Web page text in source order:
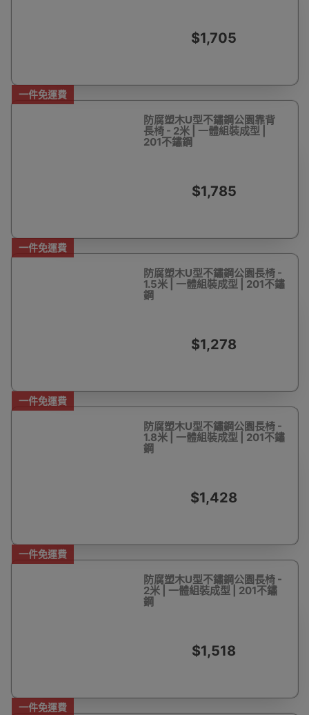
$1,705
一件免運費
防腐塑木U型不鏽鋼公園靠背
長椅 - 2米 | 一體組裝成型 |
201不鏽鋼
$1,785
一件免運費
防腐塑木U型不鏽鋼公園長椅 -
1.5米 | 一體組裝成型 | 201不鏽
鋼
$1,278
一件免運費
防腐塑木U型不鏽鋼公園長椅 -
1.8米 | 一體組裝成型 | 201不鏽
鋼
$1,428
一件免運費
防腐塑木U型不鏽鋼公園長椅 -
2米 | 一體組裝成型 | 201不鏽
鋼
$1,518
一件免運費